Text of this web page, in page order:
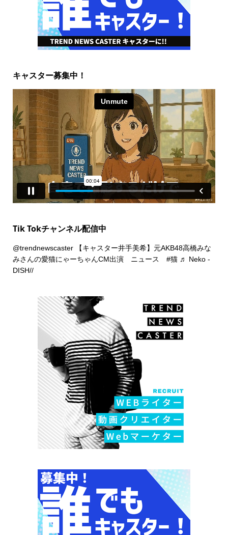
キャスター募集中！
Tik Tokチャンネル配信中
@trendnewscaster【キャスター井手美希】元AKB48高橋みな
みさんの愛猫にゃーちゃんCM出演 ニュース #猫 ♬ Neko -
DISH//